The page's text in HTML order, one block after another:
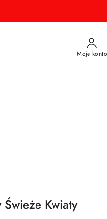
Moje konto
Świeże Kwiaty